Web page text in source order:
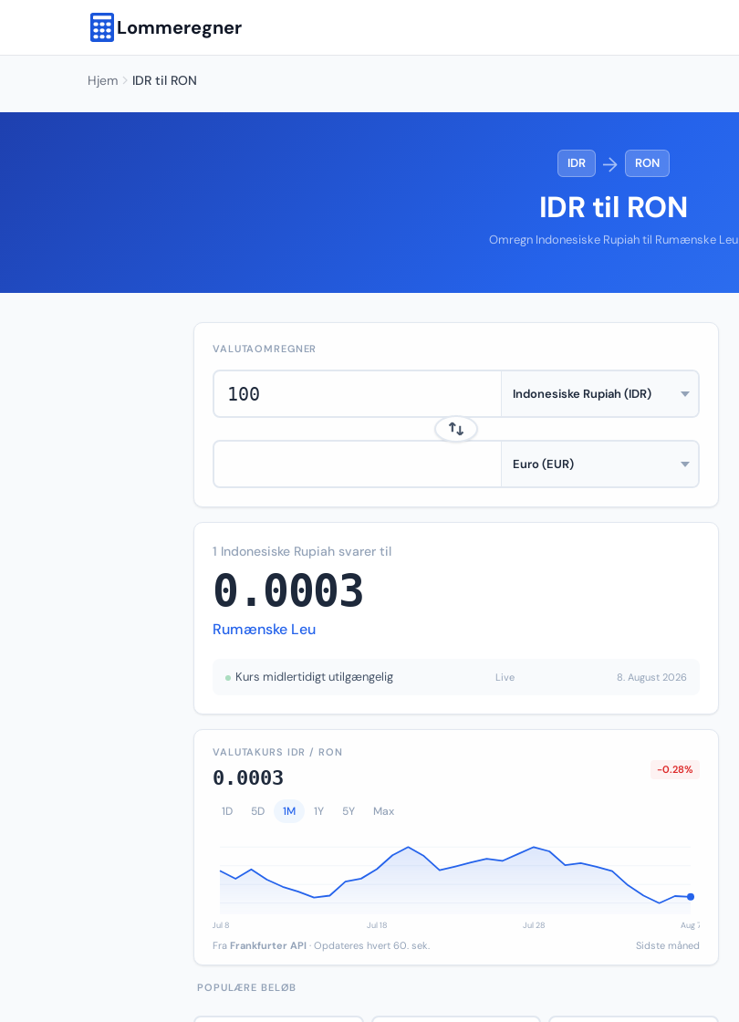
Lommeregner
Hjem IDR til RON
IDR → RON
IDR til RON
Omregn Indonesiske Rupiah til Rumænske Leu
VALUTAOMREGNER
1 Indonesiske Rupiah svarer til
0.0003
Rumænske Leu
Kurs midlertidigt utilgængelig Live 8. August 2026
VALUTAKURS IDR / RON
0.0003 -0.28%
1D 5D 1M 1Y 5Y Max
Fra Frankfurter API · Opdateres hvert 60. sek. Sidste måned
POPULÆRE BELØB